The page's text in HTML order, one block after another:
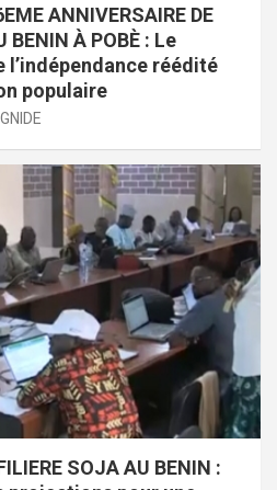
ANNIVERSAIRE DE
BENIN À POBÈ : Le
réédité
populaire
SOJA AU BENIN :